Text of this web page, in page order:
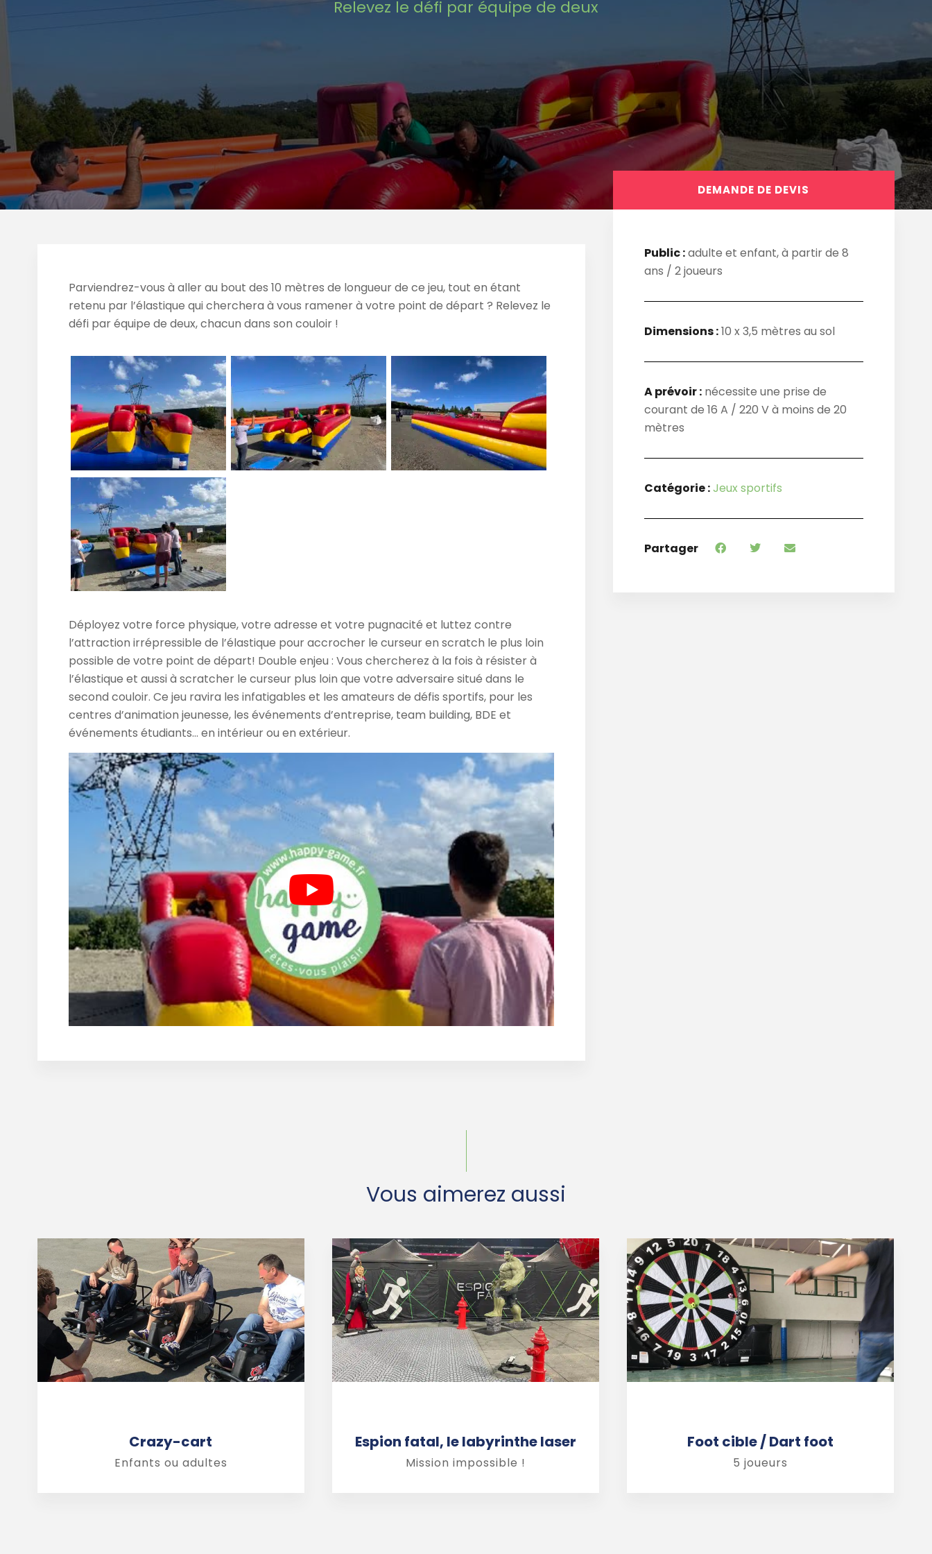
Relevez le défi par équipe de deux
Parviendrez-vous à aller au bout des 10 mètres de longueur de ce jeu, tout en étant
retenu par l’élastique qui cherchera à vous ramener à votre point de départ ? Relevez le
défi par équipe de deux, chacun dans son couloir !
Déployez votre force physique, votre adresse et votre pugnacité et luttez contre
l’attraction irrépressible de l’élastique pour accrocher le curseur en scratch le plus loin
possible de votre point de départ! Double enjeu : Vous chercherez à la fois à résister à
l’élastique et aussi à scratcher le curseur plus loin que votre adversaire situé dans le
second couloir. Ce jeu ravira les infatigables et les amateurs de défis sportifs, pour les
centres d’animation jeunesse, les événements d’entreprise, team building, BDE et
événements étudiants… en intérieur ou en extérieur.
DEMANDE DE DEVIS
Public :adulte et enfant, à partir de 8
ans / 2 joueurs
Dimensions :10 x 3,5 mètres au sol
A prévoir :nécessite une prise de
courant de 16 A / 220 V à moins de 20
mètres
Catégorie :Jeux sportifs
Partager
Vous aimerez aussi
Crazy-cart
Enfants ou adultes
Espion fatal, le labyrinthe laser
Mission impossible !
Foot cible / Dart foot
5 joueurs